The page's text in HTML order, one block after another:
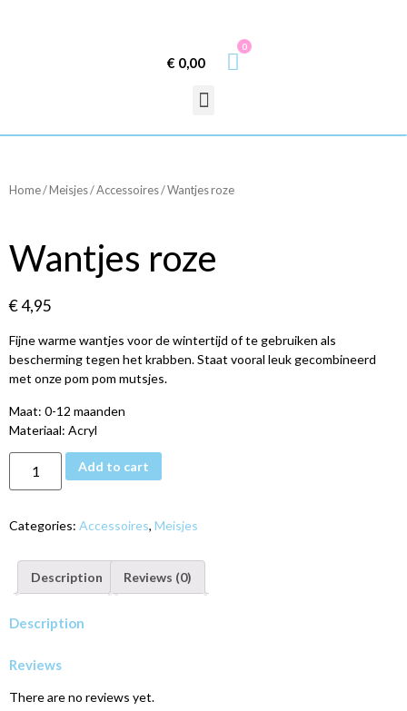
€ 0,00
0
Home/Meisjes/Accessoires/ Wantjes roze
Wantjes roze
€4,95
Fijne warme wantjes voor de wintertijd of te gebruiken als
bescherming tegen het krabben. Staat vooral leuk gecombineerd
met onze pom pom mutsjes.
Maat: 0-12 maanden
Materiaal: Acryl
Add to cart
Categories: Accessoires, Meisjes
Description Reviews (0)
Description
Reviews
There are no reviews yet.